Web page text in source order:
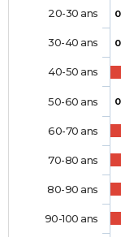
0
0
0
20-30 ans
30-40 ans
40-50 ans
50-60 ans
60-70 ans
70-80 ans
80-90 ans
90-100 ans